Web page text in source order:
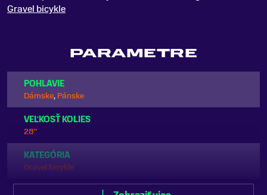
Gravel bicykle
PARAMETRE
POHLAVIE
Dámske, Pánske
VEĽKOSŤ KOLIES
28"
KATEGÓRIA
Gravel bicykle